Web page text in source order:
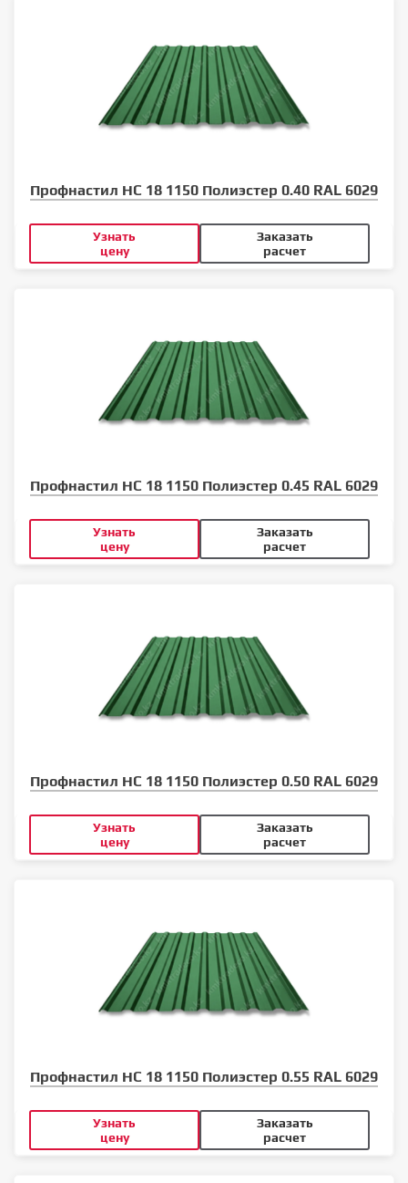
Профнастил НС 18 1150 Полиэстер 0.40 RAL 6029
Узнать
цену
Заказать
расчет
Профнастил НС 18 1150 Полиэстер 0.45 RAL 6029
Узнать
цену
Заказать
расчет
Профнастил НС 18 1150 Полиэстер 0.50 RAL 6029
Узнать
цену
Заказать
расчет
Профнастил НС 18 1150 Полиэстер 0.55 RAL 6029
Узнать
цену
Заказать
расчет